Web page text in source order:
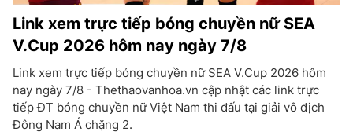
Link xem trực tiếp bóng chuyền nữ SEA
V.Cup 2026 hôm nay ngày 7/8
Link xem trực tiếp bóng chuyền nữ SEA V.Cup 2026 hôm
nay ngày 7/8 - Thethaovanhoa.vn cập nhật các link trực
tiếp ĐT bóng chuyền nữ Việt Nam thi đấu tại giải vô địch
Đông Nam Á chặng 2.